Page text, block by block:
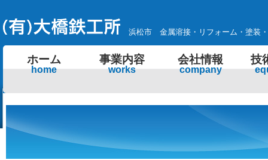
浜松市 金属溶接・リフォーム・塗装
ホーム
home
事業内容
works
会社情報
company
技